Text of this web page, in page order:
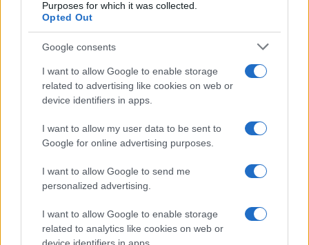
Purposes for which it was collected.
Opted Out
Google consents
I want to allow Google to enable storage
related to advertising like cookies on web or
device identifiers in apps.
I want to allow my user data to be sent to
Google for online advertising purposes.
I want to allow Google to send me
personalized advertising.
I want to allow Google to enable storage
related to analytics like cookies on web or